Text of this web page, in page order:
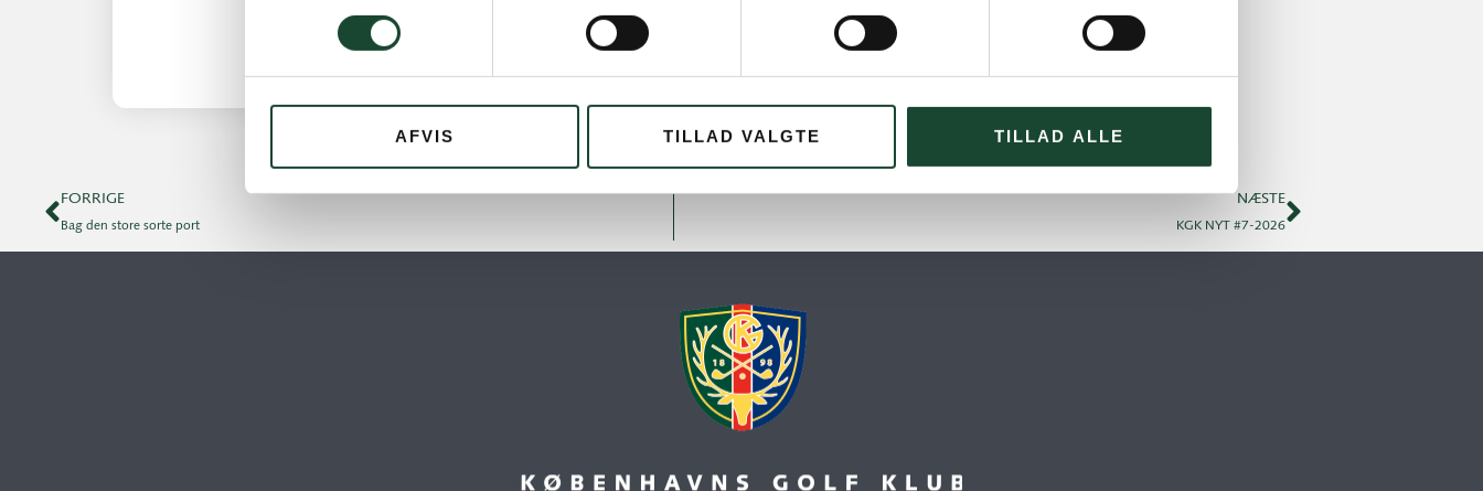
AFVIS TILLAD VALGTE TILLAD ALLE
FORRIGE
Bag den store sorte port
NÆSTE
KGK NYT #7-2026